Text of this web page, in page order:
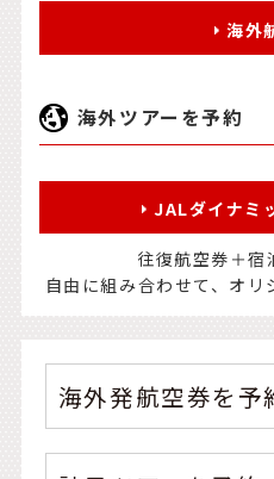
海外
海外ツアーを予約
JALダイナミ
往復航空券＋宿
自由に組み合わせて、オリ
海外発航空券を予